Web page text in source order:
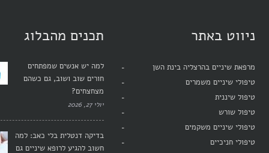
תכנים מהבלוג
למה יש אנשים שמפתחים
חורים שוב ושוב, גם כשהם
מצחצחים?
יולי 27, 2026
בדיקה דנטלית בלי כאב: למה
חשוב להגיע לרופא שיניים גם
ניווט באתר
מרפאת שיניים בהרצליה בינת השן
טיפולי שיניים משמרים
טיפול שיננית
טיפול שורש
טיפולי שיניים משקמים
טיפולי חניכיים